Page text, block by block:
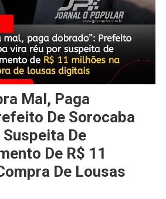
Mal, Paga
De Sorocaba
De
De R$ 11
De Lousas